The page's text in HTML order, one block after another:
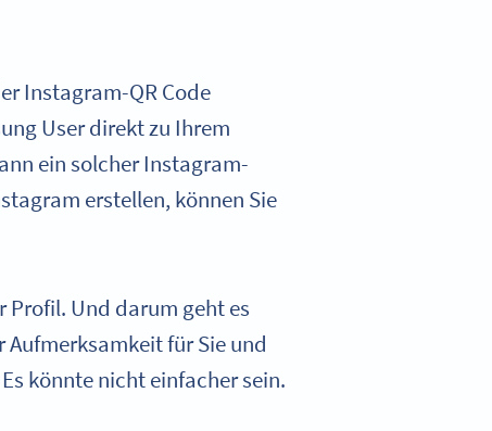
Instagram-QR Code
User direkt zu Ihrem
ein solcher Instagram-
erstellen, können Sie
Profil. Und darum geht es
für Sie und
könnte nicht einfacher sein.